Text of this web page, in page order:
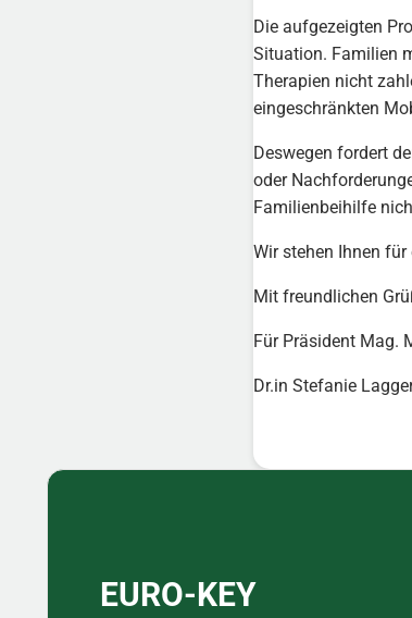
Die aufgezeigten
Situation. Familien
Therapien nicht
eingeschränkten
Deswegen fordert
oder
Familienbeihilfe
Wir stehen Ihnen
Mit freundlichen
Für Präsident Mag.
Dr.in Stefanie
Sidebar
EURO-KEY